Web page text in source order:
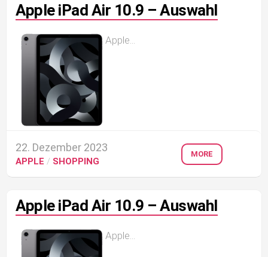
Apple iPad Air 10.9 – Auswahl
Apple...
22. Dezember 2023
APPLE / SHOPPING
MORE
Apple iPad Air 10.9 – Auswahl
Apple...